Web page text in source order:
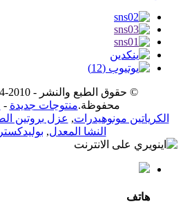
محفوظة.منتوجات جديدة -
الكرياتين مونوهيدرات, عزل بروتين
النشا المعدل,
هاتف